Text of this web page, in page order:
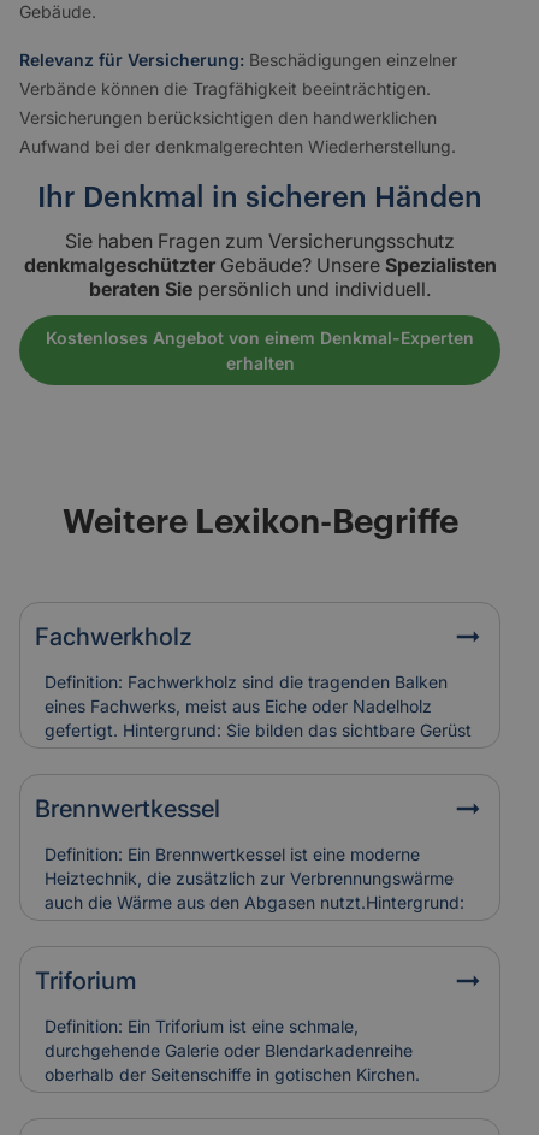
Gebäude.
Relevanz für Versicherung: Beschädigungen einzelner
Verbände können die Tragfähigkeit beeinträchtigen.
Versicherungen berücksichtigen den handwerklichen
Aufwand bei der denkmalgerechten Wiederherstellung.
Ihr Denkmal in sicheren Händen
Sie haben Fragen zum Versicherungsschutz
denkmalgeschützterGebäude? Unsere Spezialisten
beraten Sie persönlich und individuell.
Kostenloses Angebot von einem Denkmal-Experten
erhalten
Weitere Lexikon-Begriffe
Fachwerkholz
Definition: Fachwerkholz sind die tragenden Balken
eines Fachwerks, meist aus Eiche oder Nadelholz
gefertigt. Hintergrund: Sie bilden das sichtbare Gerüst
der Konstruktion und sind durch Zapfen, Dübel oder
Verblattungen miteinander verbunden. Fachwerkholz
bestimmt Stabilität und Erscheinungsbild eines
oder Schädlingsbefall am Fachwerkholz führen zu
hohen Restaurierungskosten, die Versicherungen bei
denkmalgerechter Instandsetzung berücksichtigen.
Brennwertkessel
Definition: Ein Brennwertkessel ist eine moderne
Heiztechnik, die zusätzlich zur Verbrennungswärme
auch die Wärme aus den Abgasen nutzt.Hintergrund:
Dadurch arbeitet der Kessel besonders effizient und
spart Energie im Vergleich zu älteren Heizsystemen. In
Alt- und Denkmalgebäuden wird er häufig in
eingesetzt.Relevanz für Versicherung:
Brennwertkessel senken Betriebskosten, erfordern
aber eine regelmäßige Wartung. Schäden durch
Kondensat oder Abgasfehler werden in der
Gebäudeversicherung individuell bewertet.
Triforium
Definition: Ein Triforium ist eine schmale,
durchgehende Galerie oder Blendarkadenreihe
oberhalb der Seitenschiffe in gotischen Kirchen.
Hintergrund: Es dient vor allem der Gliederung der
Innenwand und trägt zur Lichtführung und optischen